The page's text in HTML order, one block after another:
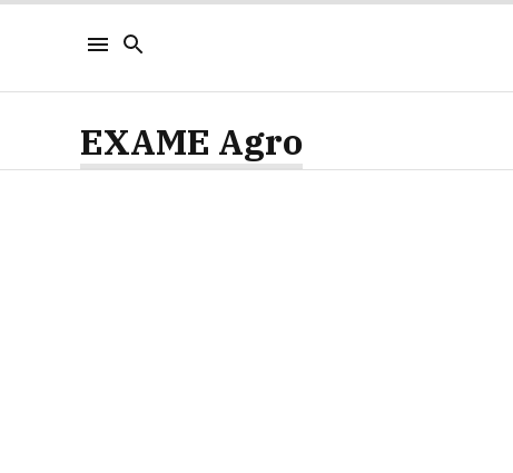
EXAME Agro